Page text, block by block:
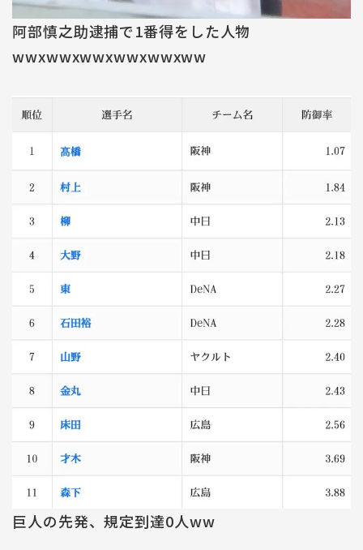
阿部慎之助逮捕で1番得をした人物
wwxwwxwwxwwxwwxww
巨人の先発、規定到達0人ww